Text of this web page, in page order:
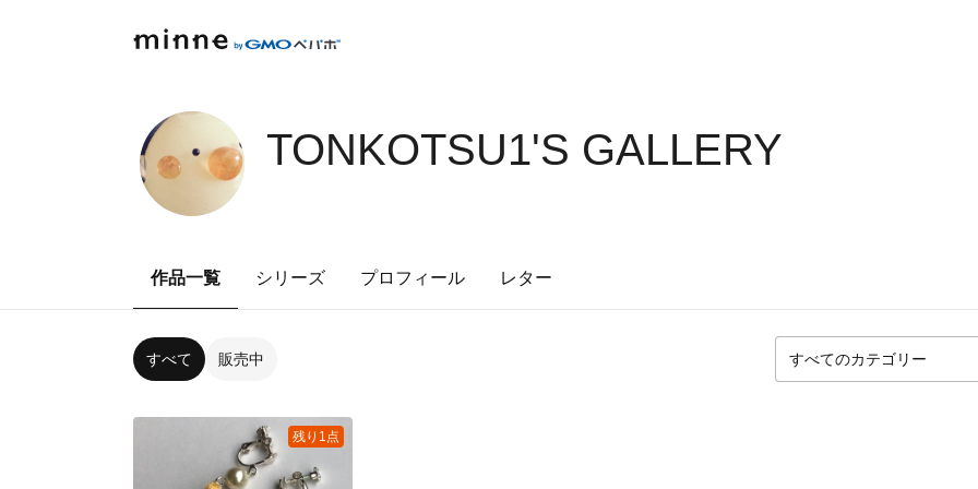
TONKOTSU1'S GALLERY
作品一覧 シリーズ プロフィール レター
すべて 販売中
残り1点